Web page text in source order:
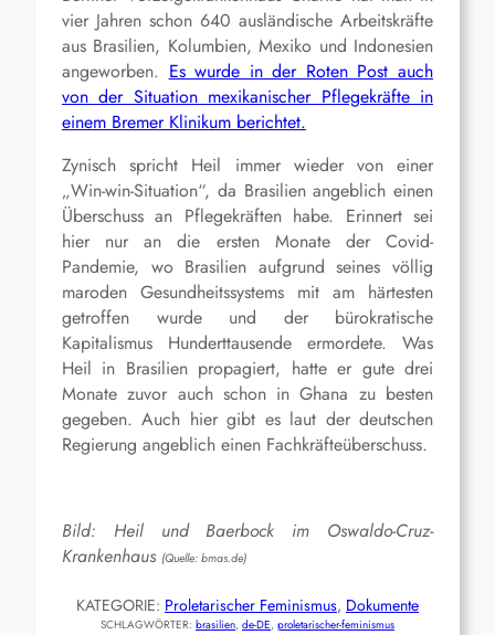
vier Jahren schon 640 ausländische Arbeitskräfte
aus Brasilien, Kolumbien, Mexiko und Indonesien
angeworben. Es wurde in der Roten Post auch
von der Situation mexikanischer Pflegekräfte in
einem Bremer Klinikum berichtet.
Zynisch spricht Heil immer wieder von einer
„Win-win-Situation“, da Brasilien angeblich einen
Überschuss an Pflegekräften habe. Erinnert sei
hier nur an die ersten Monate der Covid-
Pandemie, wo Brasilien aufgrund seines völlig
maroden Gesundheitssystems mit am härtesten
getroffen wurde und der bürokratische
Kapitalismus Hunderttausende ermordete. Was
Heil in Brasilien propagiert, hatte er gute drei
Monate zuvor auch schon in Ghana zu besten
gegeben. Auch hier gibt es laut der deutschen
Regierung angeblich einen Fachkräfteüberschuss.
Bild: Heil und Baerbock im Oswaldo-Cruz-
Krankenhaus (Quelle: bmas.de)
KATEGORIE: Proletarischer Feminismus, Dokumente
SCHLAGWÖRTER: brasilien, de-DE, proletarischer-feminismus